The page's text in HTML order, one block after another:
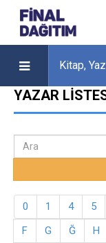
YAZAR
0 1 4 5
F
G Ğ H